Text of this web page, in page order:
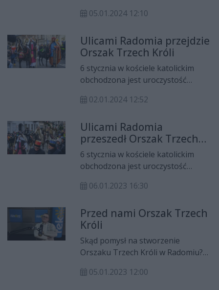
Radomiu i organizator Orszaku
Stefańska.
05.01.2024 12:10
Ulicami Radomia przejdzie
Orszak Trzech Króli
6 stycznia w kościele katolickim
obchodzona jest uroczystość
potocznie świętem Trzech Króli. W
już ulicami Radomia przejdzie
Orszak Trzech Króli
02.01.2024 12:52
Ulicami Radomia
przeszedł Orszak Trzech
Króli
6 stycznia w kościele katolickim
obchodzona jest uroczystość
potocznie świętem Trzech Króli. W
tym również w Radomiu odbyły się
tradycyjne Orszaki Trzech Króli. W
naszym mieście to już 11. edycja
wydarzenia.
06.01.2023 16:30
Przed nami Orszak Trzech
Króli
Skąd pomysł na stworzenie
Orszaku Trzech Króli w Radomiu?
podczas orszaku? Jak wygląda
05.01.2023 12:00